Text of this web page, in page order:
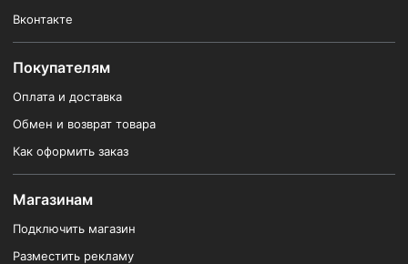
Вконтакте
Покупателям
Оплата и доставка
Обмен и возврат товара
Как оформить заказ
Магазинам
Подключить магазин
Разместить рекламу